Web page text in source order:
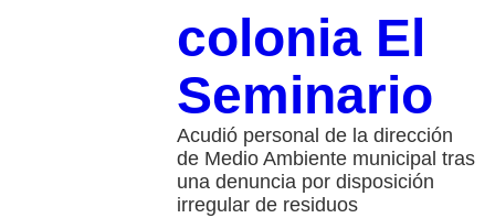
colonia El
Seminario
Acudió personal de la dirección
de Medio Ambiente municipal tras
una denuncia por disposición
irregular de residuos